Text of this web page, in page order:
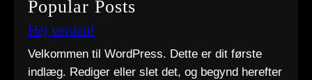
r
c
Popular Posts
Hej verden!
Velkommen til WordPress. Dette er dit første
indlæg. Rediger eller slet det, og begynd herefter